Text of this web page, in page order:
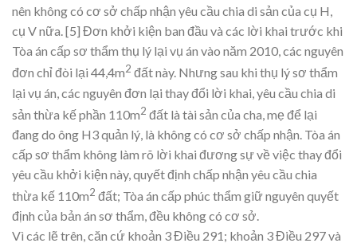
nên không có cơ sở chấp nhận yêu cầu chia di sản của cụ H,
cụ V nữa.[5] Đơn khởi kiện ban đầu và các lời khai trước khi
Tòa án cấp sơ thẩm thụ lý lại vụ án vào năm 2010, các nguyên
đơn chỉ đòi lại 44,4m2 đất này. Nhưng sau khi thụ lý sơ thẩm
lại vụ án, các nguyên đơn lại thay đổi lời khai, yêu cầu chia di
sản thừa kế phần 110m2 đất là tài sản của cha, mẹ để lại
đang do ông H3 quản lý, là không có cơ sở chấp nhận. Tòa án
cấp sơ thẩm không làm rõ lời khai đương sự về việc thay đổi
yêu cầu khởi kiện này, quyết định chấp nhận yêu cầu chia
thừa kế 110m2 đất; Tòa án cấp phúc thẩm giữ nguyên quyết
định của bản án sơ thẩm, đều không có cơ sở.
Vì các lẽ trên, căn cứ khoản 3 Điều 291; khoản 3 Điều 297 và